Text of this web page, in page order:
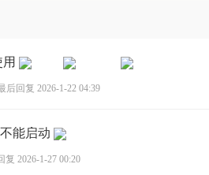
后回复 2026-1-22 04:39
能启动
复 2026-1-27 00:20